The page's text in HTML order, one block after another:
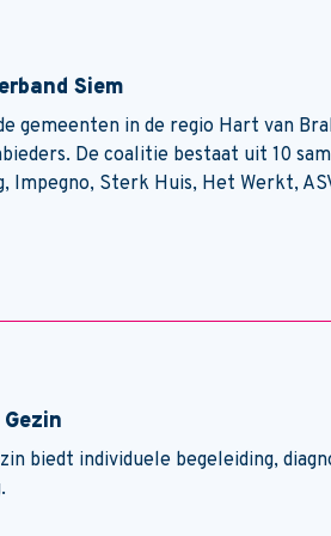
Siem
gemeenten in de regio Hart van
De coalitie bestaat uit 10
Impegno, Sterk Huis, Het Werkt,
biedt individuele begeleiding,